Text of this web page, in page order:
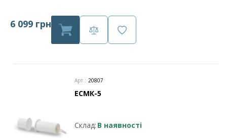
6 099 грн
Арт.: 20807
ЕСМК-5
Склад: В наявності